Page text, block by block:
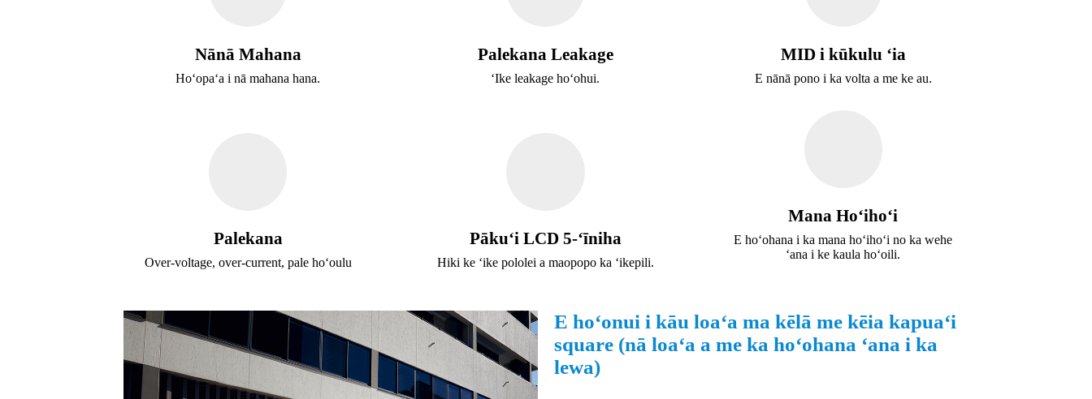
Nānā Mahana
Hoʻopaʻa i nā mahana hana.
Palekana
Over-voltage, over-current, pale hoʻoulu
Palekana Leakage
ʻIke leakage hoʻohui.
Pākuʻi LCD 5-ʻīniha
Hiki ke ʻike pololei a maopopo ka ʻikepili.
MID i kūkulu ʻia
E nānā pono i ka volta a me ke au.
Mana Hoʻihoʻi
E hoʻohana i ka mana hoʻihoʻi no ka wehe
ʻana i ke kaula hoʻoili.
E hoʻonui i kāu loaʻa ma kēlā me kēia kapuaʻi
square (nā loaʻa a me ka hoʻohana ʻana i ka
lewa)